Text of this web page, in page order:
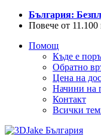
България:
Повече от 11.100
Помощ
Къде е
Обратно
Цена на
Начини на
Контакт
Всички